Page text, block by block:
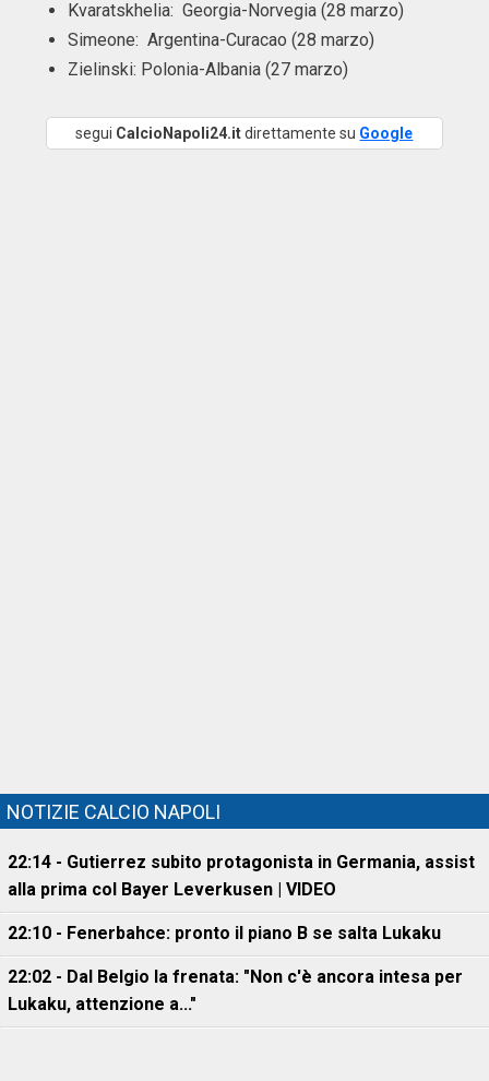
Kvaratskhelia: Georgia-Norvegia (28 marzo)
Simeone: Argentina-Curacao (28 marzo)
Zielinski: Polonia-Albania (27 marzo)
segui CalcioNapoli24.itdirettamente su Google
NOTIZIE CALCIO NAPOLI
22:14 - Gutierrez subito protagonista in Germania, assist
alla prima col Bayer Leverkusen | VIDEO
22:10 - Fenerbahce: pronto il piano B se salta Lukaku
22:02 - Dal Belgio la frenata: "Non c'è ancora intesa per
Lukaku, attenzione a..."